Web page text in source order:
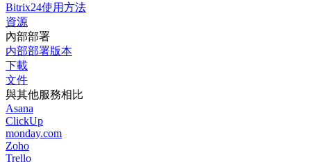
Bitrix24使用方法
資源
內部部署
内部部署版本
下載
文件
與其他服務相比
Asana
ClickUp
monday.com
Zoho
Trello